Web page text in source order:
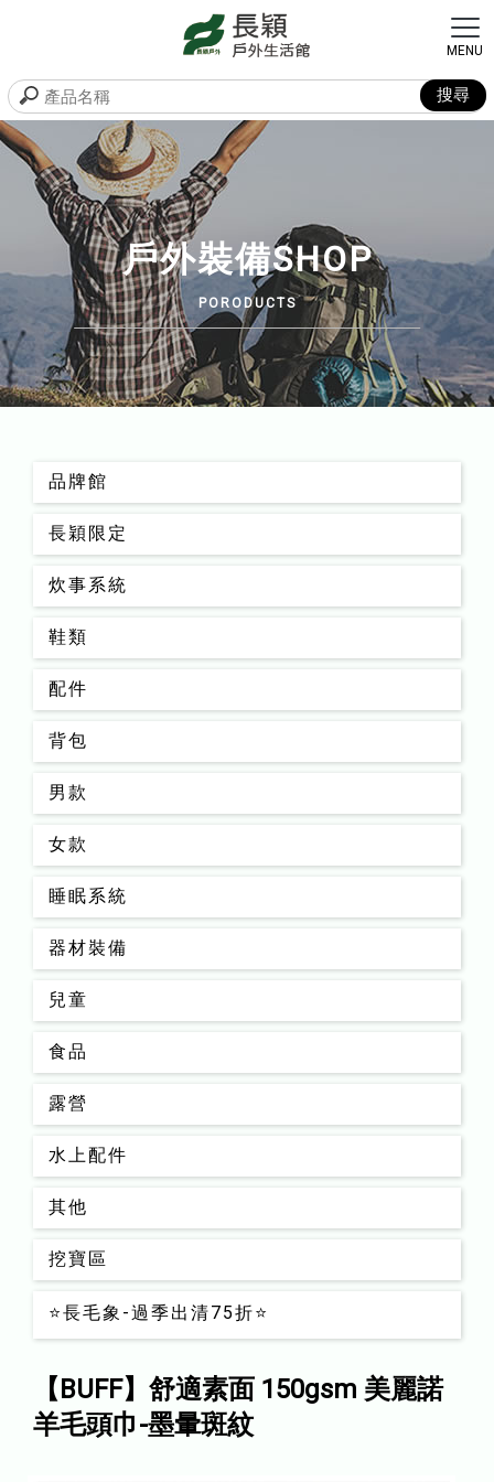
戶外裝備SHOP
品牌館
長穎限定
炊事系統
鞋類
配件
背包
男款
女款
睡眠系統
器材裝備
兒童
食品
露營
水上配件
其他
挖寶區
⭐長毛象-過季出清75折⭐
【BUFF】舒適素面 150gsm 美麗諾
羊毛頭巾-墨暈斑紋